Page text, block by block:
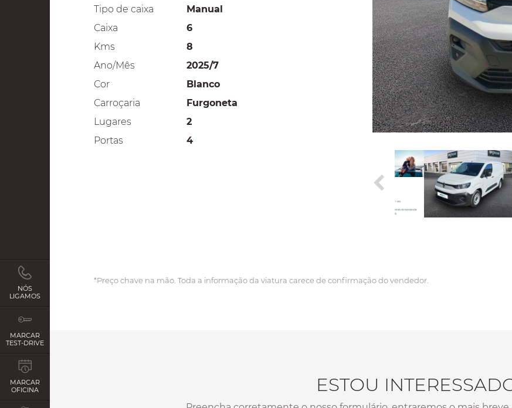
NÓS
LIGAMOS
MARCAR
TEST-DRIVE
MARCAR
OFICINA
Tipo de caixa
Manual
Caixa
6
Kms
8
Ano/Mês
2025/7
Cor
Blanco
Carroçaria
Furgoneta
Lugares
2
Portas
4
*Preço chave na mão. Toda a informação da viatura carece de confirmação do vendedor.
ESTOU